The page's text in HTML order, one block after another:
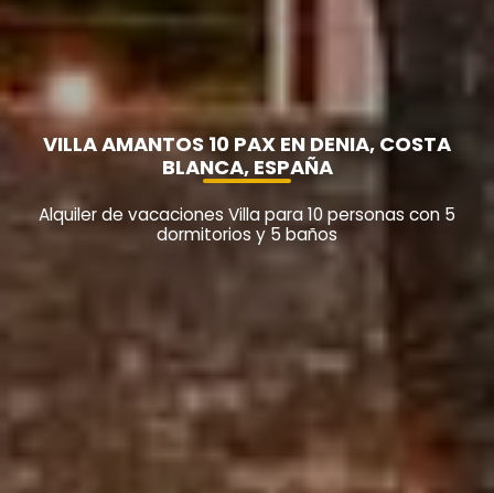
VILLA AMANTOS 10 PAX EN DENIA, COSTA
BLANCA, ESPAÑA
Alquiler de vacaciones Villa para 10 personas con 5
dormitorios y 5 baños